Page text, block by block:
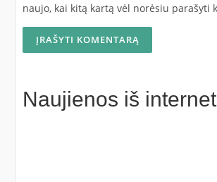
naujo, kai kitą kartą vėl norėsiu parašyti
Naujienos iš